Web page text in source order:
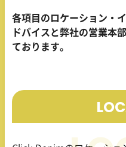
各項目のロケーション・
ドバイスと弊社の営業本
ております。